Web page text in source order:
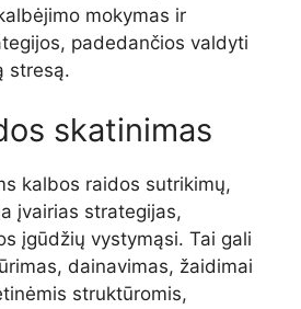
mokymas ir
padedančios valdyti
stresą.
skatinimas
kalbos raidos sutrikimų,
įvairias strategijas,
įgūdžių vystymąsi. Tai gali
dainavimas, žaidimai
struktūromis,